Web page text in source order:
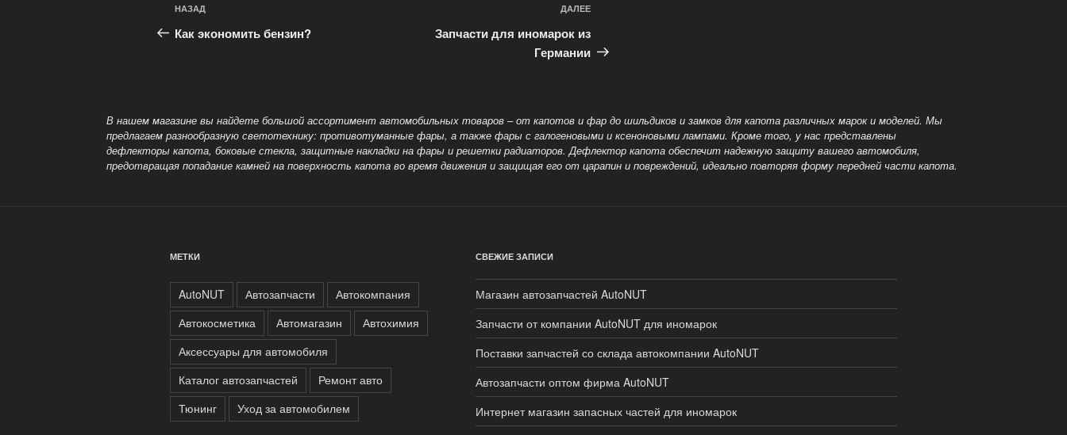
по
Предыдущая
запись:
НАЗАД
Как экономить бензин?
ДАЛЕЕ
Запчасти для иномарок из
Германии
В нашем магазине вы найдете большой ассортимент автомобильных товаров – от капотов и фар до шильдиков и замков для капота различных марок и моделей. Мы
предлагаем разнообразную светотехнику: противотуманные фары, а такжефары с галогеновыми и ксеноновыми лампами. Кроме того, у нас представлены
дефлекторы капота, боковые стекла, защитные накладки на фары и решетки радиаторов. Дефлектор капота обеспечит надежную защиту вашего автомобиля,
предотвращая попадание камней на поверхность капота во время движения и защищая его от царапин и повреждений, идеальноповторяя форму передней части капота.
МЕТКИ
AutoNUT Автозапчасти
Автокомпания
Автокосметика
Автомагазин
Автохимия
Аксессуары для автомобиля
Каталог автозапчастей
Ремонт авто
Тюнинг
Уход за автомобилем
СВЕЖИЕ ЗАПИСИ
Магазин автозапчастей AutoNUT
Запчасти от компании AutoNUT для иномарок
Поставки запчастей со склада автокомпании AutoNUT
Автозапчасти оптом фирма AutoNUT
Интернет магазин запасных частей для иномарок